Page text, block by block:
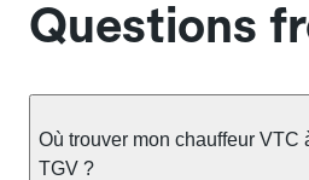
Questions
Où trouver mon chauffeur VTC
TGV ?